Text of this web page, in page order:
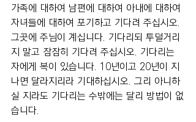
가족에 대하여 남편에 대하여 아내에 대하여
자녀들에 대하여 포기하고 기다려 주십시오.
그곳에 주님이 계십니다. 기다리되 투덜거리
지 말고 잠잠히 기다려 주십시오. 기다리는
자에게 복이 있습니다. 10년이고 20년이 지
나면 달라지리라 기대하십시오. 그리 아니하
실 지라도 기다리는 수밖에는 달리 방법이 없
습니다.